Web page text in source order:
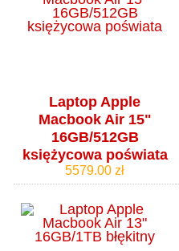
Laptop Apple
Macbook Air 15"
16GB/512GB
księżycowa poświata
5579.00 zł